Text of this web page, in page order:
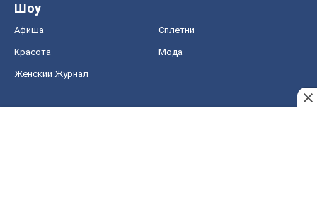
Шоу
Афиша Сплетни
Красота Мода
Женский Журнал